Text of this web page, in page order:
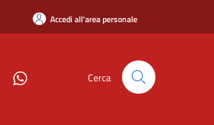
Accedi all'area personale
Cerca